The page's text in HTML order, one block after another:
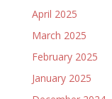
April 2025
March 2025
February 2025
January 2025